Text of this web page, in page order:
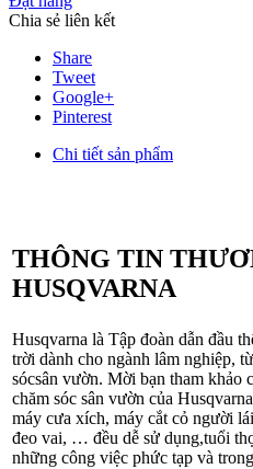
Chia sẻ liên kết
Share
Tweet
Google+
Pinterest
Chi tiết sản phẩm
THÔNG TIN
HUSQVARNA
Husqvarna là Tập đoàn dẫn đầu
trời dành cho ngành lâm nghiệp,
sócsân vườn. Mời bạn tham khảo
chăm sóc sân vườn của
máy cưa xích, máy cắt cỏ người
đeo vai, … đều dễ sử dụng,tuổi
những công việc phức tạp và